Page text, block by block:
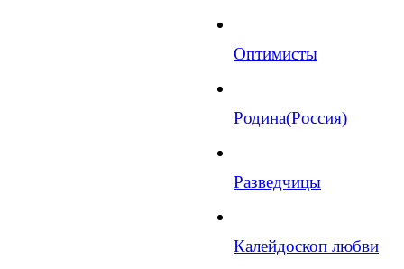
Оптимисты
Родина(Россия)
Разведчицы
Калейдоскоп любви